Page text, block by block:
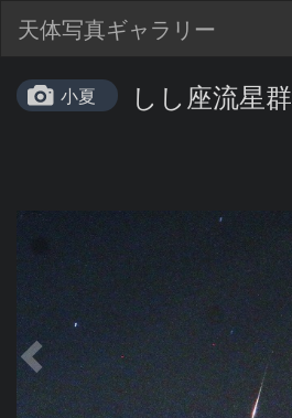
天体写真ギャラリー
小夏 しし座流星群